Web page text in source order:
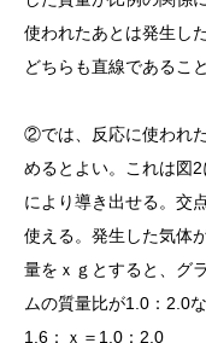
使われたあとは発生し
どちらも直線であるこ
②では、反応に使われ
めるとよい。これは図
により導き出せる。交
使える。発生した気体
量をｘｇとすると、グ
ムの質量比が1.0：2.0な
1.6：ｘ＝1.0：2.0